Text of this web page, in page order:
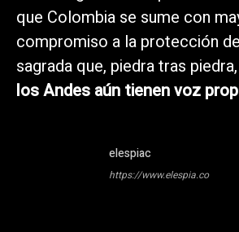
que Colombia se sume con
compromiso a la protección
sagrada que, piedra tras piedra,
los Andes aún tienen voz
elespiac
https://www.elespia.co